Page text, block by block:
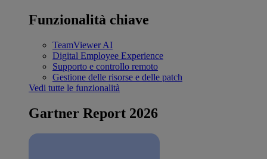
Funzionalità chiave
TeamViewer AI
Digital Employee Experience
Supporto e controllo remoto
Gestione delle risorse e delle patch
Vedi tutte le funzionalità
Gartner Report 2026